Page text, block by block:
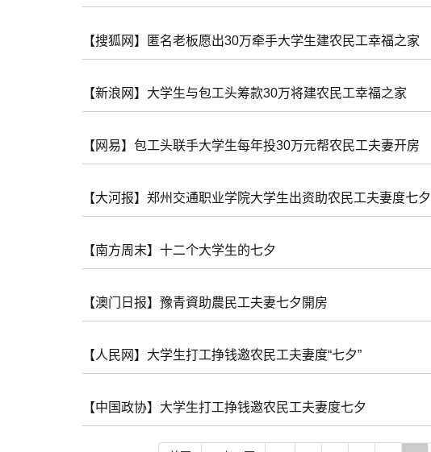
【搜狐网】匿名老板愿出30万牵手大学生建农民工幸福之家
【新浪网】大学生与包工头筹款30万将建农民工幸福之家
【网易】包工头联手大学生每年投30万元帮农民工夫妻开房
【大河报】郑州交通职业学院大学生出资助农民工夫妻度七夕
【南方周末】十二个大学生的七夕
【澳门日报】豫青資助農民工夫妻七夕開房
【人民网】大学生打工挣钱邀农民工夫妻度“七夕”
【中国政协】大学生打工挣钱邀农民工夫妻度七夕